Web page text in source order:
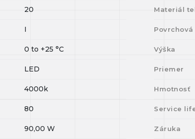
20
I
0 to +25 °C
LED
4000k
80
90,00 W
Materiál
Výška
Priemer
Hmotnosť
Service
Záruka